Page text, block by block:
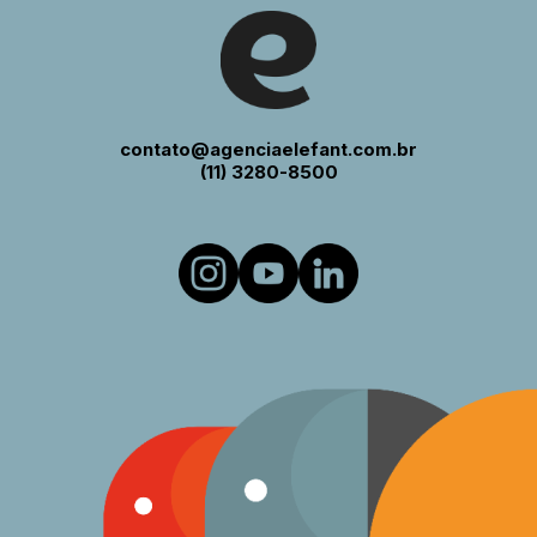
contato@agenciaelefant.com.br
(11) 3280-8500